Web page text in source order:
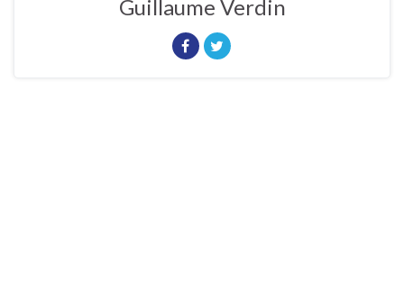
Guillaume Verdin